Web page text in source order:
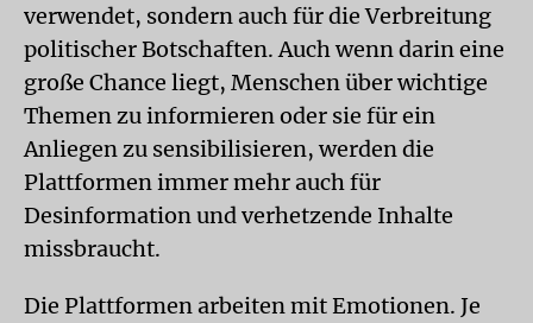
verwendet, sondern auch für die Verbreitung
politischer Botschaften. Auch wenn darin eine
große Chance liegt, Menschen über wichtige
Themen zu informieren oder sie für ein
Anliegen zu sensibilisieren, werden die
Plattformen immer mehr auch für
Desinformation und verhetzende Inhalte
missbraucht.
Die Plattformen arbeiten mit Emotionen. Je